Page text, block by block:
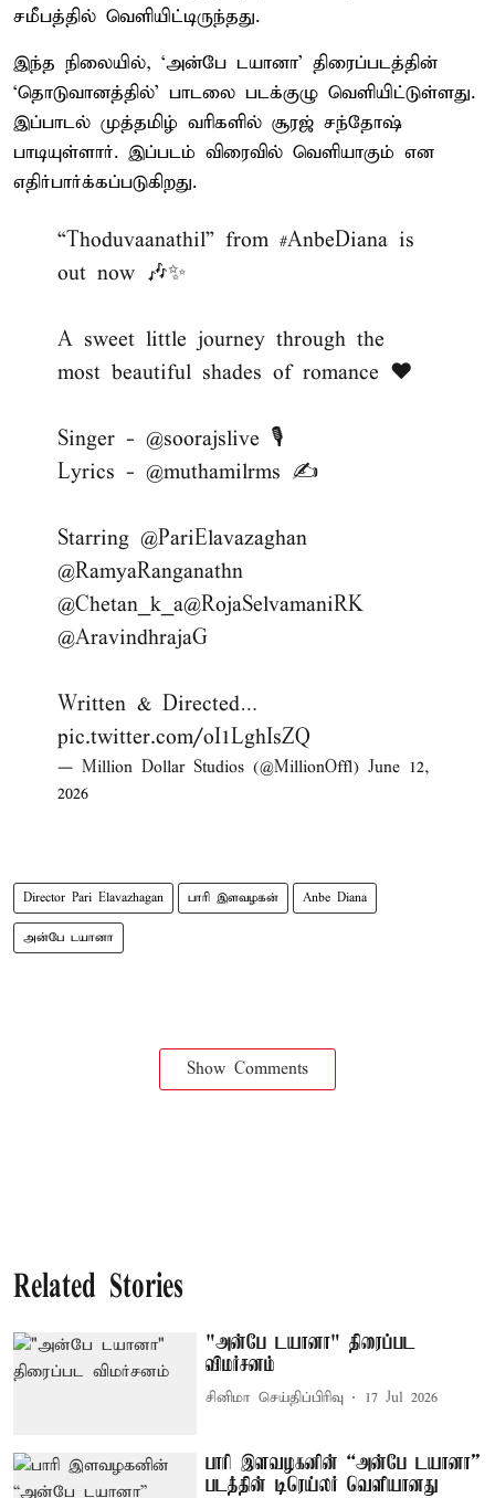
சமீபத்தில் வெளியிட்டிருந்தது.
இந்த நிலையில், ‘அன்பே டயா​னா’ திரைப்படத்தின்
‘தொடுவானத்தில்’ பாடலை படக்குழு வெளியிட்டுள்ளது.
இப்பாடல் முத்தமிழ் வரிகளில் சூரஜ் சந்தோஷ்
பாடியுள்ளார். இப்படம் விரைவில் வெளியாகும் என
எதிர்பார்க்கப்படுகிறது.
“Thoduvaanathil” from #AnbeDiana is
out now 🎶✨
A sweet little journey through the
most beautiful shades of romance ❤️
Singer - @soorajslive 🎙️
Lyrics - @muthamilrms ✍️
Starring @PariElavazaghan
@RamyaRanganathn
@Chetan_k_a@RojaSelvamaniRK
@AravindhrajaG
Written & Directed…
pic.twitter.com/oI1LghIsZQ
— Million Dollar Studios (@MillionOffl) June 12,
2026
Director Pari Elavazhagan பாரி இளவழகன் Anbe Diana
அன்பே டயானா
Show Comments
Related Stories
"அன்பே டயானா" திரைப்பட
விமர்சனம்
சினிமா செய்திப்பிரிவு 17 Jul 2026
பாரி இளவழகனின் “அன்பே டயானா”
படத்தின் டிரெய்லர் வெளியானது